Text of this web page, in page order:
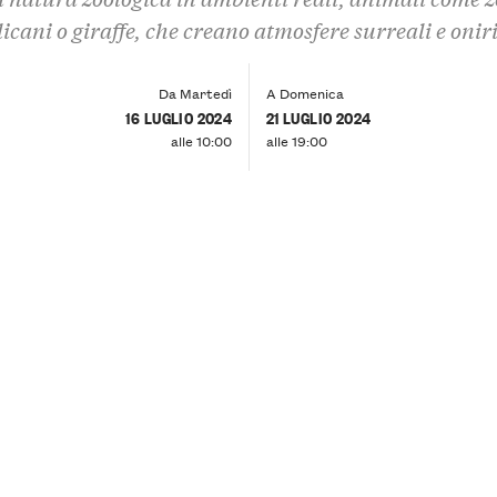
o giraffe, che creano atmosfere surreali e
Da Martedì
16 LUGLIO 2024
alle 10:00
A Domenica
21 LUGLIO 2024
alle 19:00